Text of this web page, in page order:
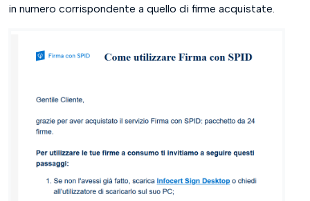
in numero corrispondente a quello di firme acquistate.